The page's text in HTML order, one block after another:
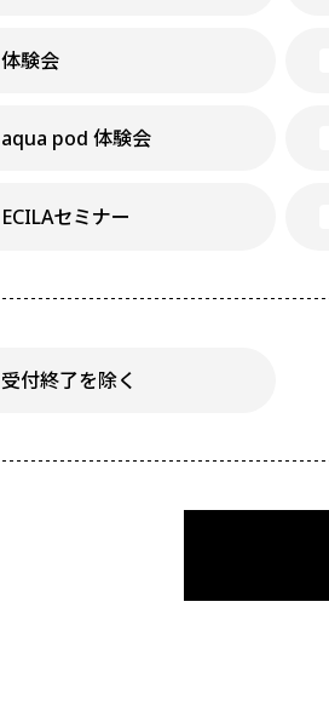
体験会
aqua pod 体験会
ECILAセミナー
受付終了を除く